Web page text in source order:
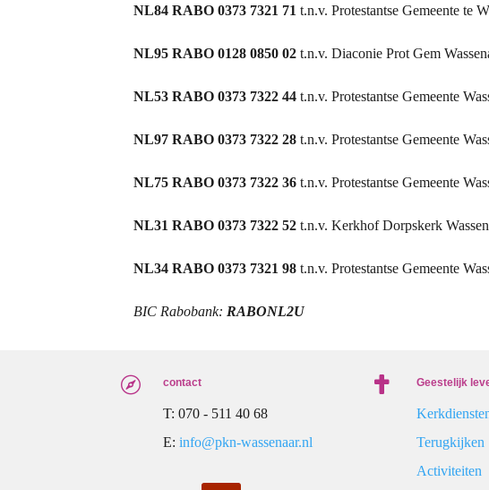
NL84 RABO 0373 7321 71 t.n.v. Protestantse Gemeente te
NL95 RABO 0128 0850 02 t.n.v. Diaconie Prot Gem
NL53 RABO 0373 7322 44 t.n.v. Protestantse Gemeente
NL97 RABO 0373 7322 28 t.n.v. Protestantse Gemeente
NL75 RABO 0373 7322 36t.n.v. Protestantse Gemeente
NL31 RABO 0373 7322 52 t.n.v. Kerkhof Dorpskerk
NL34 RABO 0373 7321 98t.n.v. Protestantse Gemeente
BIC Rabobank: RABONL2U
 contact
T: 070 - 511 40 68
E: info@pkn-wassenaar.nl
 Geestelijk
Terugkijken
Activiteiten